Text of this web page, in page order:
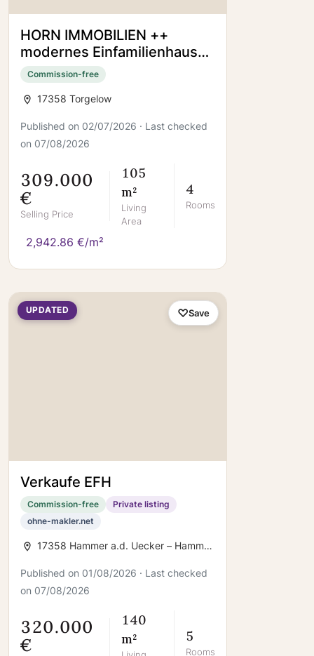
HORN IMMOBILIEN ++
modernes Einfamilienhaus
mit Photovoltaikanlage,
Garage und Terrasse in
Torgelow
Commission-free
17358 Torgelow
Published on 02/07/2026 · Last checked
on 07/08/2026
309.000
€
Selling Price
105
m²
Living
Area
4
Rooms
2,942.86 €/m²
UPDATED
Verkaufe EFH
Commission-free
Private listing
ohne-makler.net
17358 Hammer a.d. Uecker – Hammer
Published on 01/08/2026 · Last checked
on 07/08/2026
320.000
€
140
m²
5
Rooms
Save